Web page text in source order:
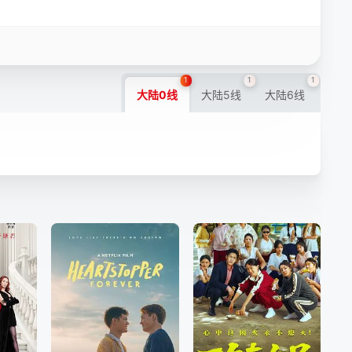
大陆0线
1
大陆5线
1
大陆6线
1